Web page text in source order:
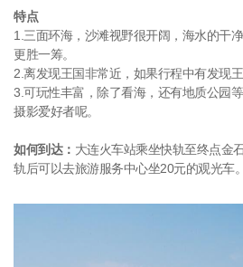
特点
1.三面环海，沙滩视野很开阔，海水的干
更胜一筹。
2.离发现王国非常近，如果行程中有发现
3.可玩性丰富，除了看海，还有地质公园
摄影爱好者呢。
如何到达： 大连火车站乘坐快轨至终点金
轨后可以去旅游服务中心坐20元的观光车。